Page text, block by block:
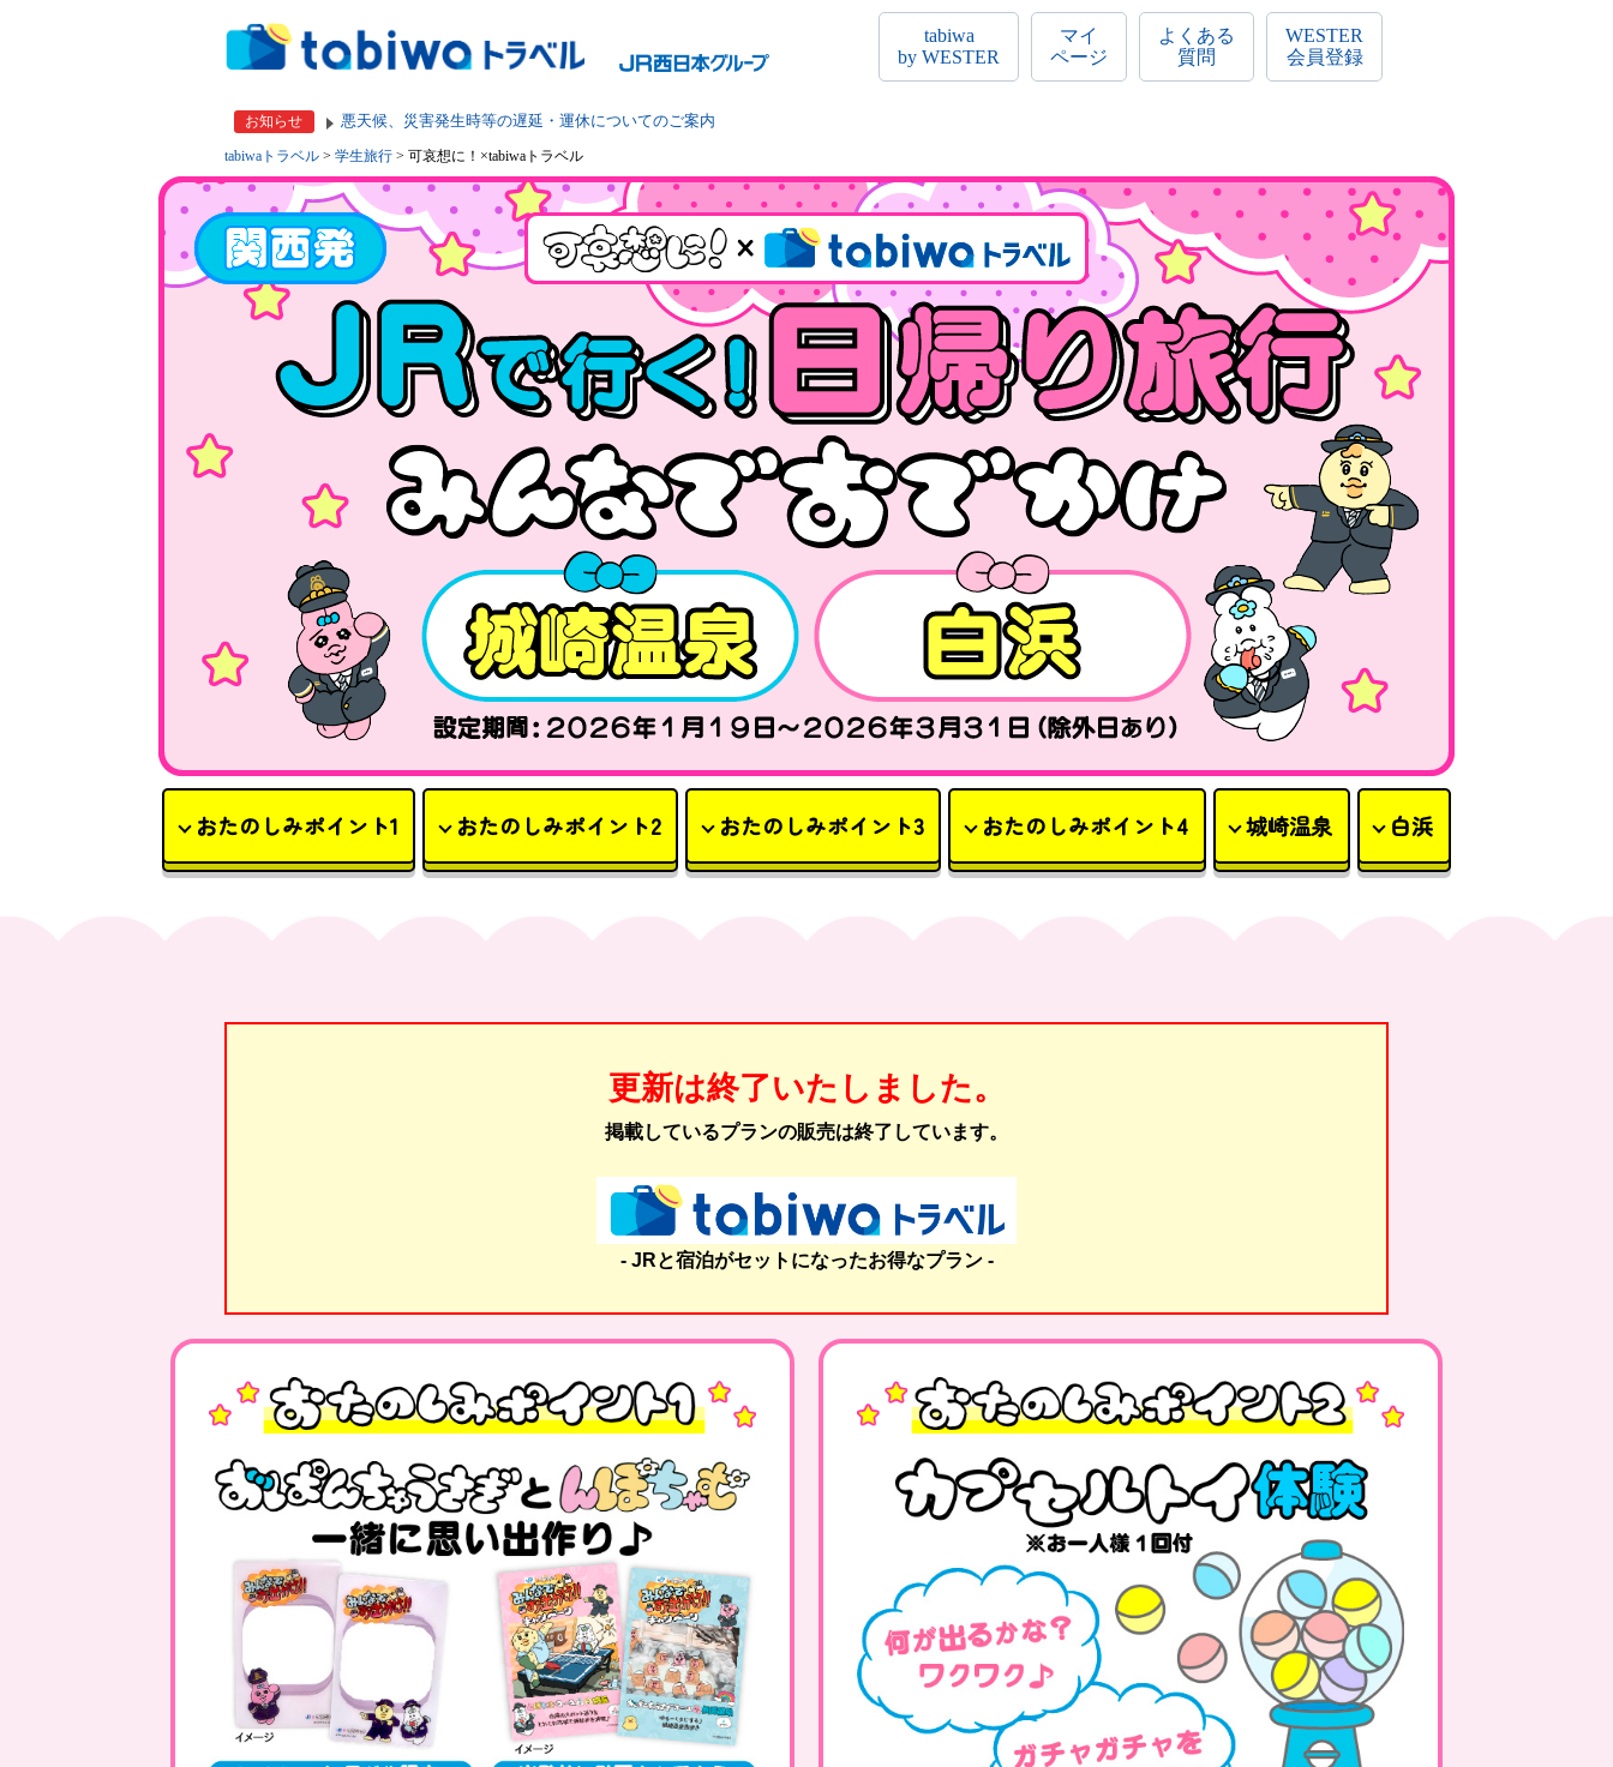
tabiwa
by WESTER
マイ
ページ
よくある
質問
WESTER
会員登録
お知らせ 悪天候、災害発生時等の遅延・運休についてのご案内
tabiwaトラベル > 学生旅行 > 可哀想に！×tabiwaトラベル
おたのしみポイント1 おたのしみポイント2 おたのしみポイント3 おたのしみポイント4 城崎温泉 白浜
更新は終了いたしました。
掲載しているプランの販売は終了しています。
- JRと宿泊がセットになったお得なプラン -